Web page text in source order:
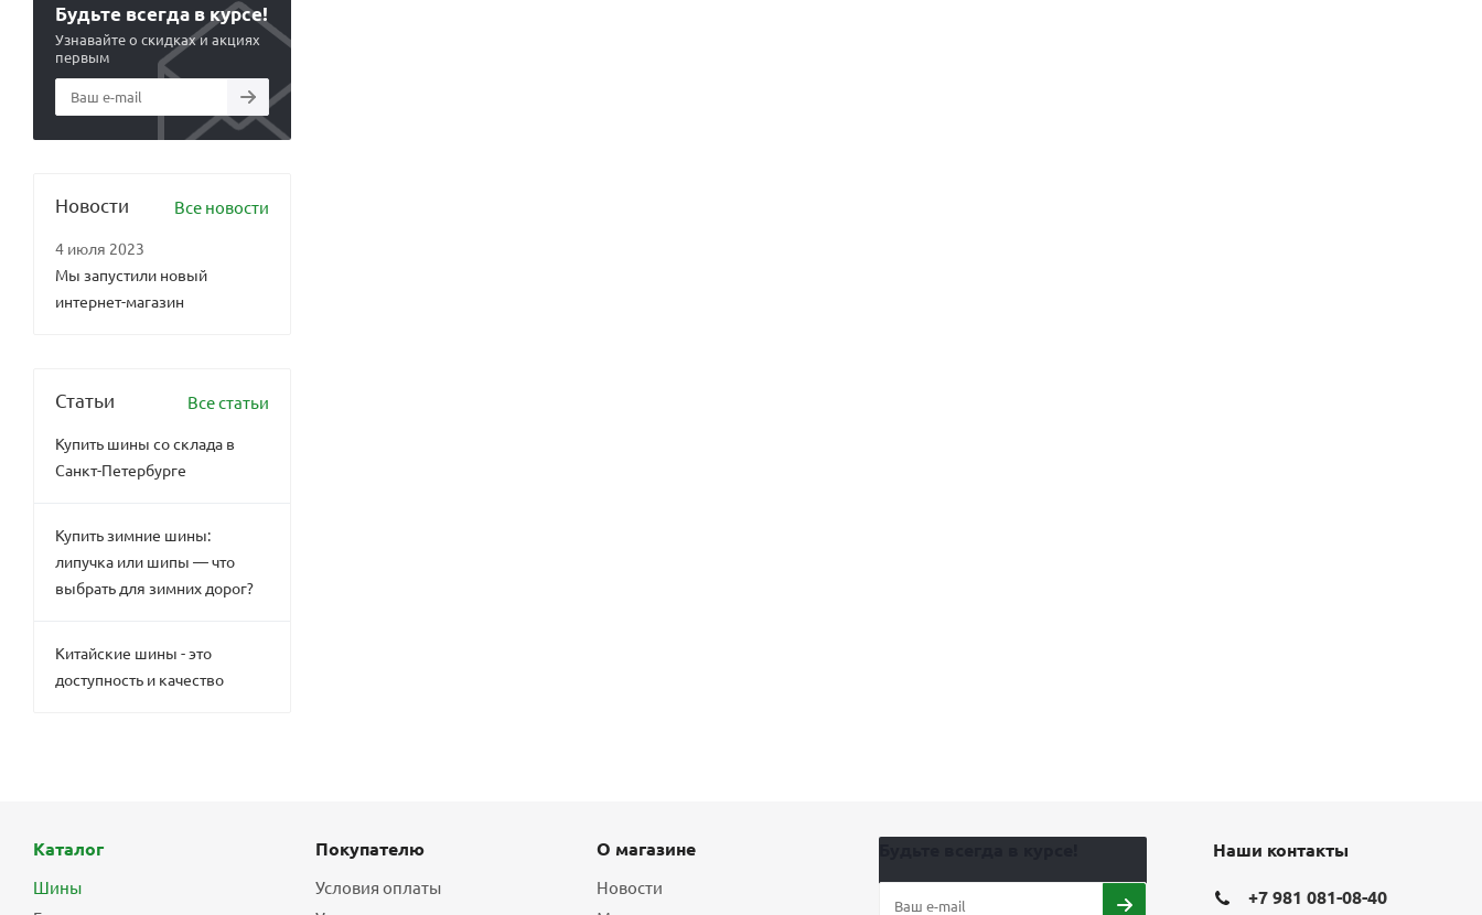
Будьте всегда в курсе!
Узнавайте о скидках и акциях
первым
Новости Все новости
4 июля 2023
Мы запустили новый
интернет-магазин
Статьи Все статьи
Купить шины со склада в
Санкт-Петербурге
Купить зимние шины:
липучка или шипы — что
выбрать для зимних дорог?
Китайские шины - это
доступность и качество
Каталог
Шины
Покупателю
Условия оплаты
О магазине
Новости
Наши контакты
+7 981 081-08-40